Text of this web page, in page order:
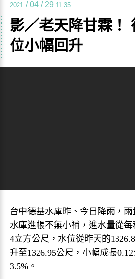
2021 / 04 / 29 11:35
影／老天降甘霖！
位小幅回升
台中德基水庫昨、今日降雨，
水庫進帳不無小補，進水量從
4立方公尺，水位從昨天的
升至1326.95公尺，小幅成長
3.5%。